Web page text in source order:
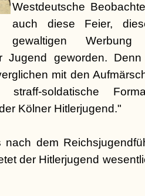
Westdeutsche
auch diese Feier,
gewaltigen
Jugend geworden.
mit den
soldatische
Kölner Hitlerjugend."
dem
der Hitlerjugend